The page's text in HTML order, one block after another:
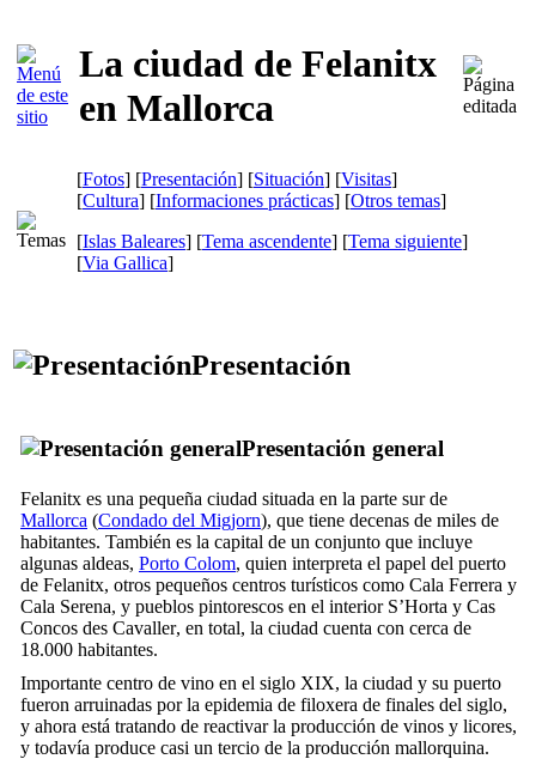
La ciudad de Felanitx
en Mallorca
[Fotos] [Presentación] [Situación] [Visitas]
[Cultura] [Informaciones prácticas] [Otros temas]
[Islas Baleares] [Tema ascendente] [Tema siguiente]
[Via Gallica]
Presentación
Presentación general
Felanitx es una pequeña ciudad situada en la parte sur de
Mallorca (Condado del Migjorn), que tiene decenas de miles de
habitantes. También es la capital de un conjunto que incluye
algunas aldeas, Porto Colom, quien interpreta el papel del puerto
de Felanitx, otros pequeños centros turísticos como Cala Ferrera y
Cala Serena, y pueblos pintorescos en el interior S’Horta y Cas
Concos des Cavaller, en total, la ciudad cuenta con cerca de
18.000 habitantes.
Importante centro de vino en el siglo XIX, la ciudad y su puerto
fueron arruinadas por la epidemia de filoxera de finales del siglo,
y ahora está tratando de reactivar la producción de vinos y licores,
y todavía produce casi un tercio de la producción mallorquina.